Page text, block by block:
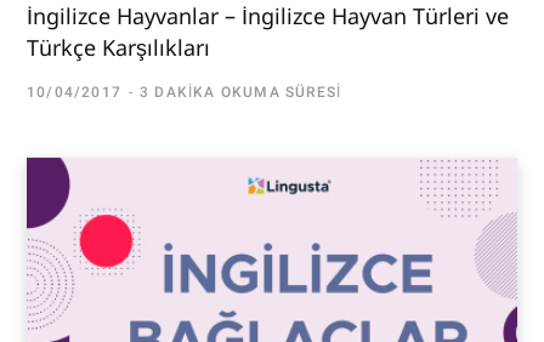
İngilizce Hayvanlar – İngilizce Hayvan Türleri ve
Türkçe Karşılıkları
10/04/2017 3 DAKIKA OKUMA SÜRESI